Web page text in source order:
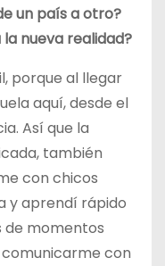
un país a otro?
nueva realidad?
porque al llegar
aquí, desde el
Así que la
también
con chicos
y aprendí rápido
de momentos
con